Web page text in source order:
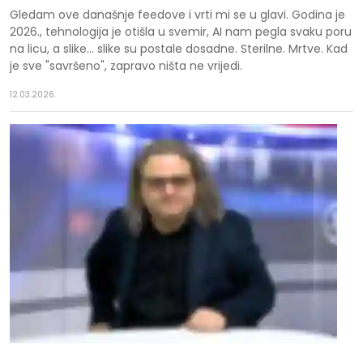
Gledam ove današnje feedove i vrti mi se u glavi. Godina je
2026., tehnologija je otišla u svemir, AI nam pegla svaku poru
na licu, a slike... slike su postale dosadne. Sterilne. Mrtve. Kad
je sve "savršeno", zapravo ništa ne vrijedi.
12.03.2026.